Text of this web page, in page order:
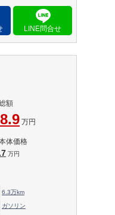
額
万円
体価格
万円
6.3万km
ガソリン